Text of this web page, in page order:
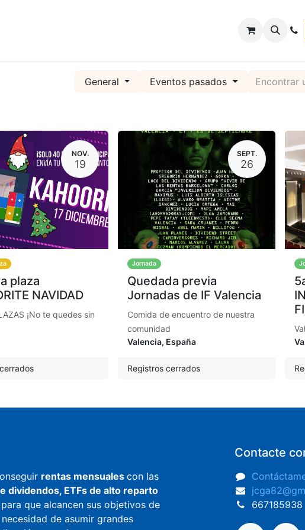
General Eventos pasados
NOV.
19
plaza
NAVIDAD
¡No te quedes sin
SEPT.
26
Jornada
Quedada previa
Jornadas de IF Valencia
Comida de encuentro de nuestra
comunidad
Valencia, España
Registros cerrados
rentas mensuales con las
dividendos, ETFs de alto reparto
para que alcancen sus objetivos de
necesidad de asumir grandes
Contacte
​667185938